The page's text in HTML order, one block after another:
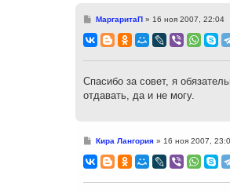
С
о
б
и
е
МаргаритаП » 16 ноя 2007, 22:04
Спасибо за совет, я
отдавать, да и не могу.
С
о
б
Кира Лангория» 16 ноя 2007,